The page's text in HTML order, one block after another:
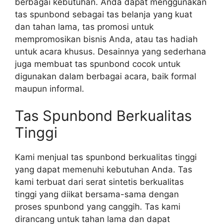
tas spunbond sebagai tas belanja yang kuat
dan tahan lama, tas promosi untuk
mempromosikan bisnis Anda, atau tas hadiah
untuk acara khusus. Desainnya yang sederhana
juga membuat tas spunbond cocok untuk
digunakan dalam berbagai acara, baik formal
maupun informal.
Tas Spunbond Berkualitas
Tinggi
Kami menjual tas spunbond berkualitas tinggi
yang dapat memenuhi kebutuhan Anda. Tas
kami terbuat dari serat sintetis berkualitas
tinggi yang diikat bersama-sama dengan
proses spunbond yang canggih. Tas kami
dirancang untuk tahan lama dan dapat